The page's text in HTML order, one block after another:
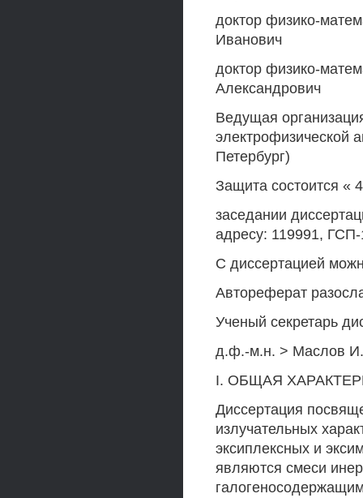
доктор физико-
Иванович
доктор физико-
Александрович
Ведущая
электрофизической
Петербург)
Защита состоится «
заседании
адресу: 119991,
С диссертацией
Автореферат
Ученый секретарь
д.ф.-м.н. > Маслов
I. ОБЩАЯ
Диссертация
излучательных
эксиплексных и
являются смеси